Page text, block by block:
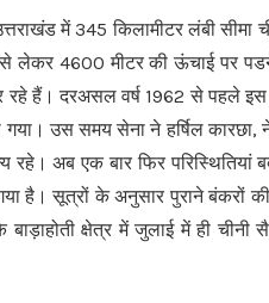
में 345 किलामीटर लंबी सीमा
लेकर 4600 मीटर की ऊंचाई पर
रहे हैं। दरअसल वर्ष 1962 से पहले इस
गया। उस समय सेना ने हर्षिल
अब एक बार फिर परिस्थितियां
है। सूत्रों के अनुसार पुराने बंकरों
क्षेत्र में जुलाई में ही चीनी